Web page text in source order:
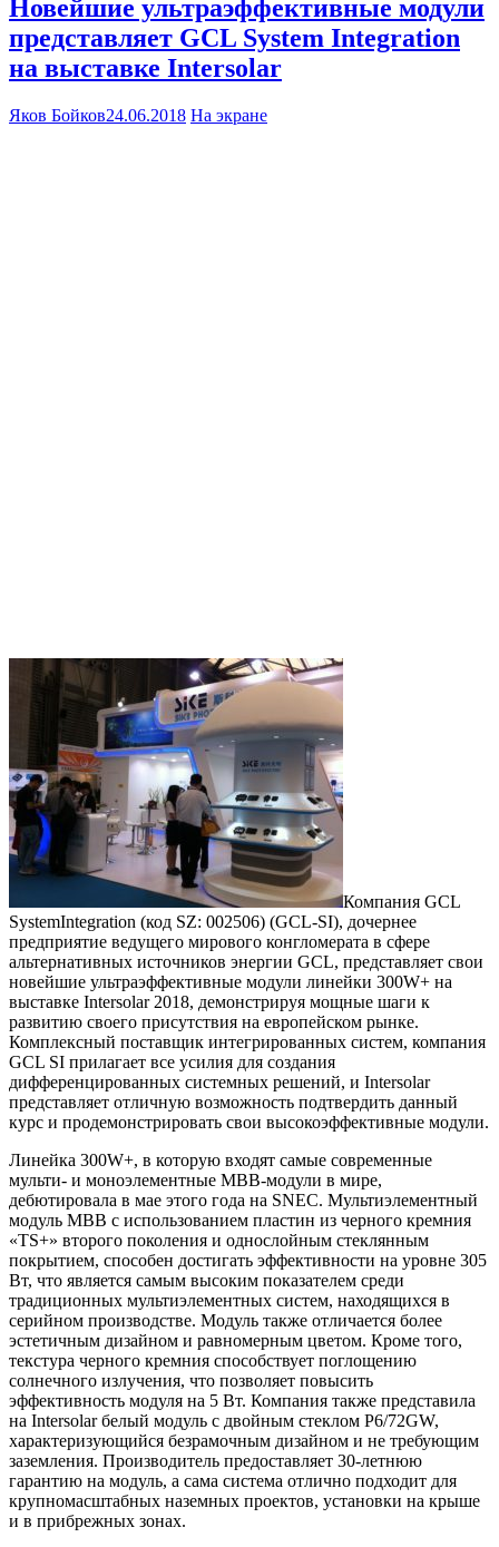
Новейшие ультраэффективные модули
представляет GCL System Integration
на выставке Intersolar
Яков Бойков24.06.2018 На экране
Компания GCL
SystemIntegration (код SZ: 002506) (GCL-SI), дочернее
предприятие ведущего мирового конгломерата в сфере
альтернативных источников энергии GCL, представляет свои
новейшие ультраэффективные модули линейки 300W+ на
выставке Intersolar 2018, демонстрируя мощные шаги к
развитию своего присутствия на европейском рынке.
Комплексный поставщик интегрированных систем, компания
GCL SI прилагает все усилия для создания
дифференцированных системных решений, и Intersolar
представляет отличную возможность подтвердить данный
курс и продемонстрировать свои высокоэффективные модули.
Линейка 300W+, в которую входят самые современные
мульти- и моноэлементные МВВ-модули в мире,
дебютировала в мае этого года на SNEC. Мультиэлементный
модуль MBB с использованием пластин из черного кремния
«TS+» второго поколения и однослойным стеклянным
покрытием, способен достигать эффективности на уровне 305
Вт, что является самым высоким показателем среди
традиционных мультиэлементных систем, находящихся в
серийном производстве. Модуль также отличается более
эстетичным дизайном и равномерным цветом. Кроме того,
текстура черного кремния способствует поглощению
солнечного излучения, что позволяет повысить
эффективность модуля на 5 Вт. Компания также представила
на Intersolar белый модуль с двойным стеклом P6/72GW,
характеризующийся безрамочным дизайном и не требующим
заземления. Производитель предоставляет 30-летнюю
гарантию на модуль, а сама система отлично подходит для
крупномасштабных наземных проектов, установки на крыше
и в прибрежных зонах.